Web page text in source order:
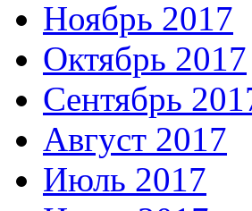
Ноябрь 2017
Октябрь 2017
Сентябрь
Август 2017
Июль 2017